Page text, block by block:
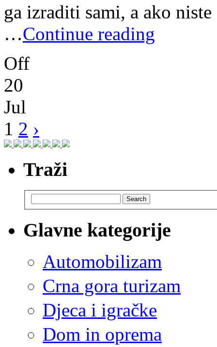
ga izraditi sami, a ako
…Continue reading
Off
20
Jul
1 2 ›
Traži
Search
Glavne kategorije
Automobilizam
Crna gora turizam
Djeca i igračke
Dom in oprema